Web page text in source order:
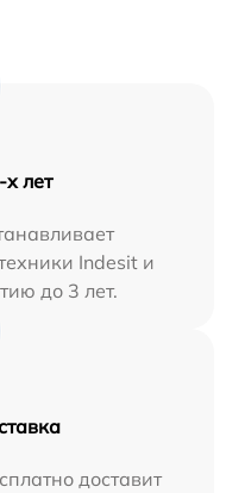
лет
Indesit и
до 3 лет.
доставит